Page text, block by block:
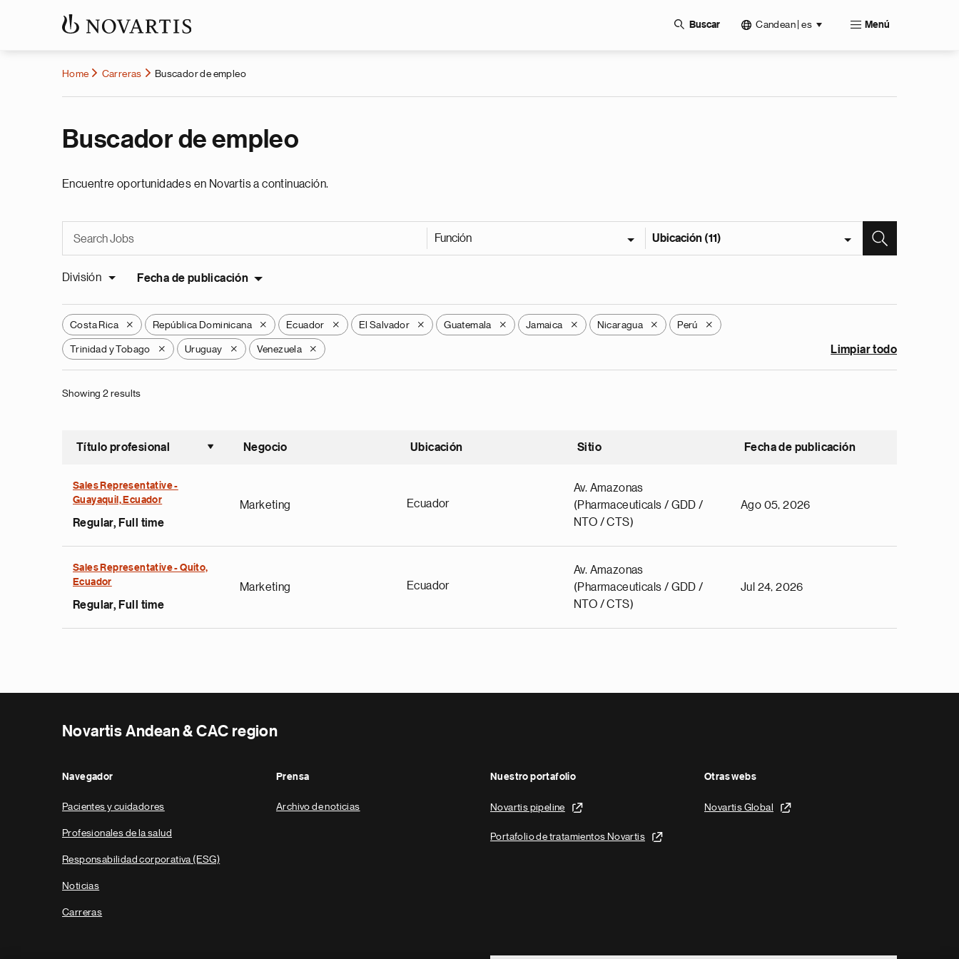
Buscar Candean | es Menú
Home Carreras Buscador de empleo
Buscador de empleo
Encuentre oportunidades en Novartis a continuación.
Función Ubicación (11)
División Fecha de publicación
Costa Rica X República Dominicana X Ecuador X El Salvador X Guatemala X Jamaica X Nicaragua X Perú X
Trinidad y Tobago X Uruguay X Venezuela X Limpiar todo
Showing 2 results
Título profesional
Ordenar ascendente
Negocio Ubicación Sitio Fecha de publicación
Sales Representative -
Guayaquil, Ecuador
Regular, Full time
Marketing Ecuador
Av. Amazonas
(Pharmaceuticals / GDD /
NTO / CTS)
Ago 05, 2026
Sales Representative - Quito,
Ecuador
Regular, Full time
Marketing Ecuador
Av. Amazonas
(Pharmaceuticals / GDD /
NTO / CTS)
Jul 24, 2026
Novartis Andean & CAC region
Navegador
Pacientes y cuidadores
Profesionales de la salud
Responsabilidad corporativa (ESG)
Noticias
Carreras
Prensa
Archivo de noticias
Nuestro portafolio
Novartis pipeline
Portafolio de tratamientos Novartis
Otras webs
Novartis Global